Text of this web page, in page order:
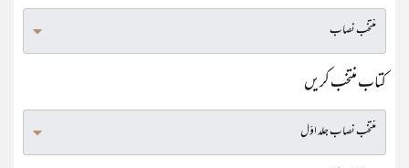
کتاب منتخب کریں